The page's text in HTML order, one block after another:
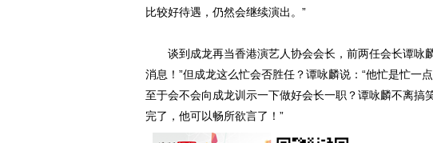
比较好待遇，仍然会继续演出。”
谈到成龙再当香港演艺人协会会长，前两任会长谭咏
消息！”但成龙这么忙会否胜任？谭咏麟说：“他忙是忙一
至于会不会向成龙训示一下做好会长一职？谭咏麟不离搞
完了，他可以畅所欲言了！”